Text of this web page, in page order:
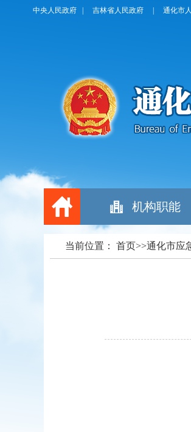
中央人民政府| 吉林省人民政府| 通化市
机构职能
当前位置： 首页>>通化市应